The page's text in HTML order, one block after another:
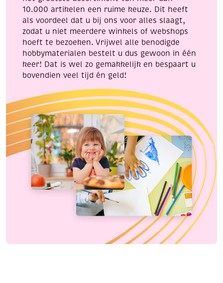
10.000 artikelen een ruime keuze. Dit heeft
als voordeel dat u bij ons voor alles slaagt,
zodat u niet meerdere winkels of webshops
hoeft te bezoeken. Vrijwel alle benodigde
hobbymaterialen bestelt u dus gewoon in één
keer! Dat is wel zo gemakkelijk en bespaart u
bovendien veel tijd én geld!